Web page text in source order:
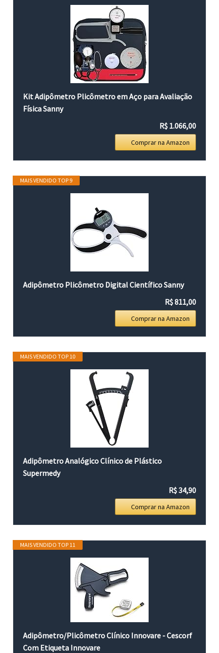
Kit Adipômetro Plicômetro em Aço para Avaliação
Física Sanny
R$ 1.066,00
Comprar na Amazon
MAIS VENDIDO TOP 9
Adipômetro Plicômetro Digital Científico Sanny
R$ 811,00
Comprar na Amazon
MAIS VENDIDO TOP 10
Adipômetro Analógico Clínico de Plástico
Supermedy
R$ 34,90
Comprar na Amazon
MAIS VENDIDO TOP 11
Adipômetro/Plicômetro Clínico Innovare - Cescorf
Com Etiqueta Innovare